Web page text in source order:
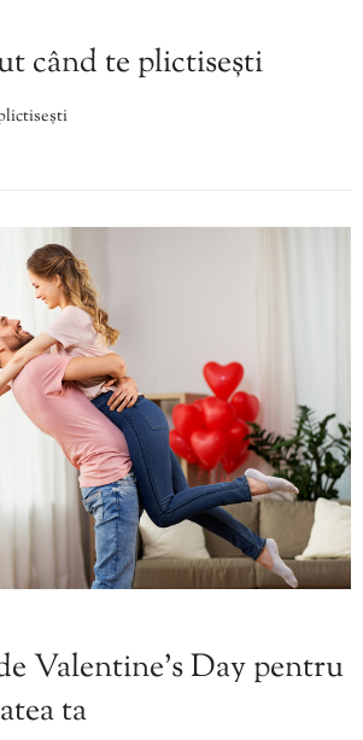
când te plictisești
Valentine’s Day pentru
ta